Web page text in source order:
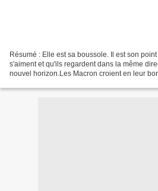
Résumé : Elle est sa boussole. Il est son
s'aiment et qu'ils regardent dans la même
nouvel horizon.Les Macron croient en leur